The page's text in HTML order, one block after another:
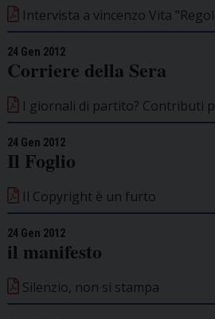
Intervista a vincenzo Vita
24 Gen 2012
Corriere della Sera
I giornali di partito? Contributi
24 Gen 2012
Il Foglio
Il Copyright è un furto
24 Gen 2012
il manifesto
Silenzio, non si stampa